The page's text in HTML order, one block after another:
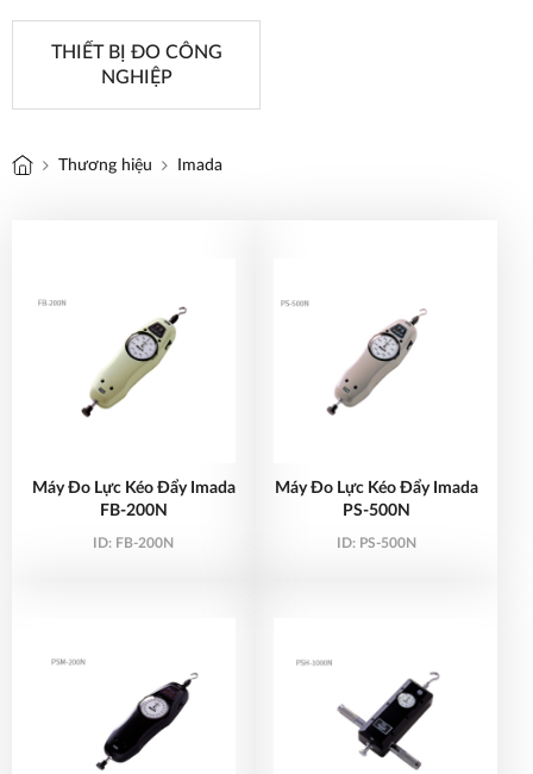
THIẾT BỊ ĐO CÔNG
NGHIỆP
Thương hiệu Imada
Máy Đo Lực Kéo Đẩy Imada
FB-200N
ID: FB-200N
Máy Đo Lực Kéo Đẩy Imada
PS-500N
ID: PS-500N